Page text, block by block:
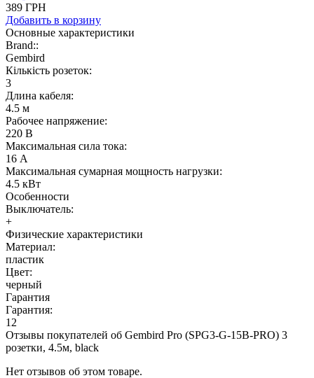
389 ГРН
Добавить в корзину
Основные характеристики
Brand::
Gembird
Кількість розеток:
3
Длина кабеля:
4.5 м
Рабочее напряжение:
220 В
Максимальная сила тока:
16 А
Максимальная сумарная мощность нагрузки:
4.5 кВт
Особенности
Выключатель:
+
Физические характеристики
Материал:
пластик
Цвет:
черный
Гарантия
Гарантия:
12
Отзывы покупателей об Gembird Pro (SPG3-G-15B-PRO) 3
розетки, 4.5м, black
Нет отзывов об этом товаре.